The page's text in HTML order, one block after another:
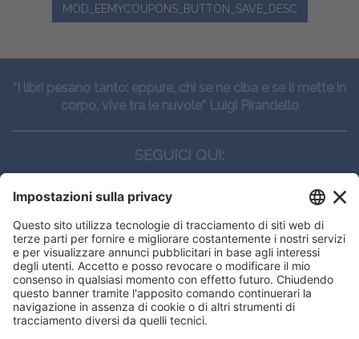
MOD_EEMYCOUPONS_BUTTON_SAVE_DESC
“I libri pesano tanto: eppure, chi se ne ciba e se li mette in
corpo, vive tra le nuvole” Luigi Pirandello
SEGUICI QUI:
CONTATTI
Edi.Ermes srl
Viale E. Forlanini, 21 - 20134, Milano
(+39)027021121
E-mail:eeinfo@eenet.it